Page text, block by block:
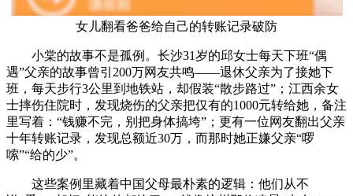
女儿翻看爸爸给自己的转账记录破防
小棠的故事不是孤例。长沙31岁的邱女士每天下班“偶
遇”父亲的故事曾引200万网友共鸣——退休父亲为了接她下
班，每天步行3公里到地铁站，却假装“散步路过”；江西余女
士摔伤住院时，发现烧伤的父亲把仅有的1000元转给她，备注
里写着：“钱赚不完，别把身体搞垮”；更有一位网友翻出父亲
十年转账记录，发现总额近30万，而那时她正嫌父亲“啰
嗦”“给的少”。
这些案例里藏着中国父母最朴素的逻辑：他们从不